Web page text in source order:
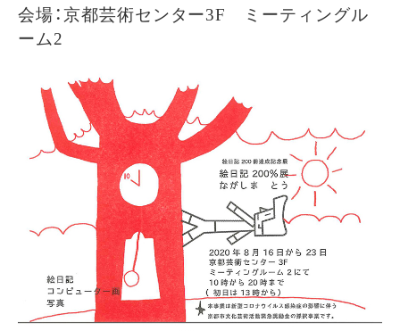
会場：京都芸術センター3F ミーティングル
ーム2